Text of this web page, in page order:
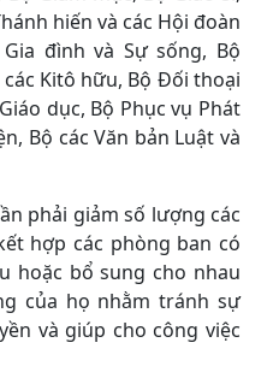
hiến và các Hội đoàn
đình và Sự sống, Bộ
Kitô hữu, Bộ Đối thoại
dục, Bộ Phục vụ Phát
Bộ các Văn bản Luật và
phải giảm số lượng các
hợp các phòng ban có
hoặc bổ sung cho nhau
của họ nhằm tránh sự
và giúp cho công việc